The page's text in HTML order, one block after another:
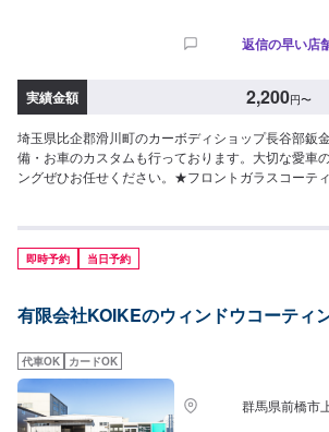
返信の早い店
実績金額 2,200円〜
埼玉県比企郡滑川町のカーボディショップ長谷部鈑
備・お車のカスタムも行っております。大切な愛車
ングぜひお任せください。★フロントガラスコーテ
い。<料金表>【ガラス撥水】全ての車種フロントガ
記価格は税別価格となります。比企郡滑川町で年間
あります！車の板金・車検・販売のトータルサポー
という方はお気軽にご相談ください！各保険会社の
ますので気になる方はお声がけください。
即時予約 当日予約
有限会社KOIKEのウィンドウコーティ
代車OK カードOK
群馬県前橋市